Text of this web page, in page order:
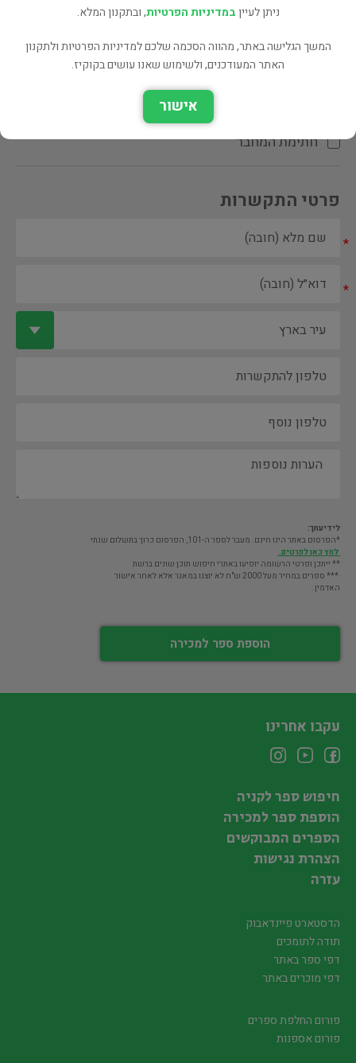
הקדשת המחבר\המתרגם
חתימת המחבר
פרטי התקשרות
*
*
לידיעתך:
*הפרסום באתר הינו חינם. מעבר לספר ה-101, הפרסום כרוך בתשלום שנתי
לחץ כאן לפרטים.
** ייתכן ופרטי הרשומה יופיעו באתרי חיפוש תוכן שונים ברשת
*** ספרים במחיר מעל 2000 ש"ח לא יוצגו במאגר אלא לאחר אישור
האדמין.
הוספת ספר למכירה
ניתן לעייןבמדיניות הפרטיות, ובתקנון המלא.
המשך הגלישה באתר, מהווה הסכמה שלכם למדיניות הפרטיות ולתקנון
האתר המעודכנים, ולשימוש שאנו עושים בקוקיז.
אישור
עקבו אחרינו
חיפוש ספר לקניה
הוספת ספר למכירה
הספרים המבוקשים
הצהרת נגישות
עזרה
הדסטארט פיינדאבוק
תודה לתומכים
דפי ספר באתר
דפי מוכרים באתר
פורום החלפת ספרים
פורום אספנות